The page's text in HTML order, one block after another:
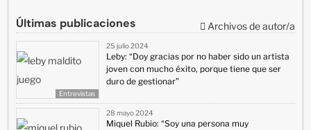
Últimas publicaciones Archivos de autor/a
Entrevistas
25 julio 2024
Leby: “Doy gracias por no haber sido un artista
joven con mucho éxito, porque tiene que ser
duro de gestionar”
28 mayo 2024
Miquel Rubio: “Soy una persona muy